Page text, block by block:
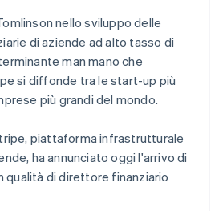
up
al dettaglio
App Marketplace
nello sviluppo delle
di aziende ad alto tasso di
man mano che
si diffonde tra le start-up più
più grandi del mondo.
piattaforma infrastrutturale
ha annunciato oggi l'arrivo di
qualità di direttore finanziario